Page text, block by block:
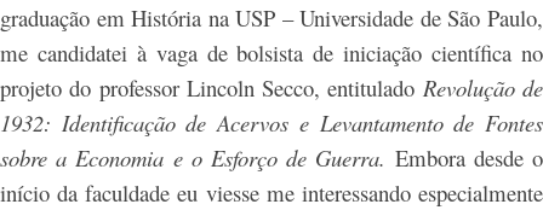
graduação em História na USP – Universidade de São Paulo,
me candidatei à vaga de bolsista de iniciação científica no
projeto do professor Lincoln Secco, entitulado Revolução de
1932: Identificação de Acervos e Levantamento de Fontes
sobre a Economia e o Esforço de Guerra. Embora desde o
início da faculdade eu viesse me interessando especialmente